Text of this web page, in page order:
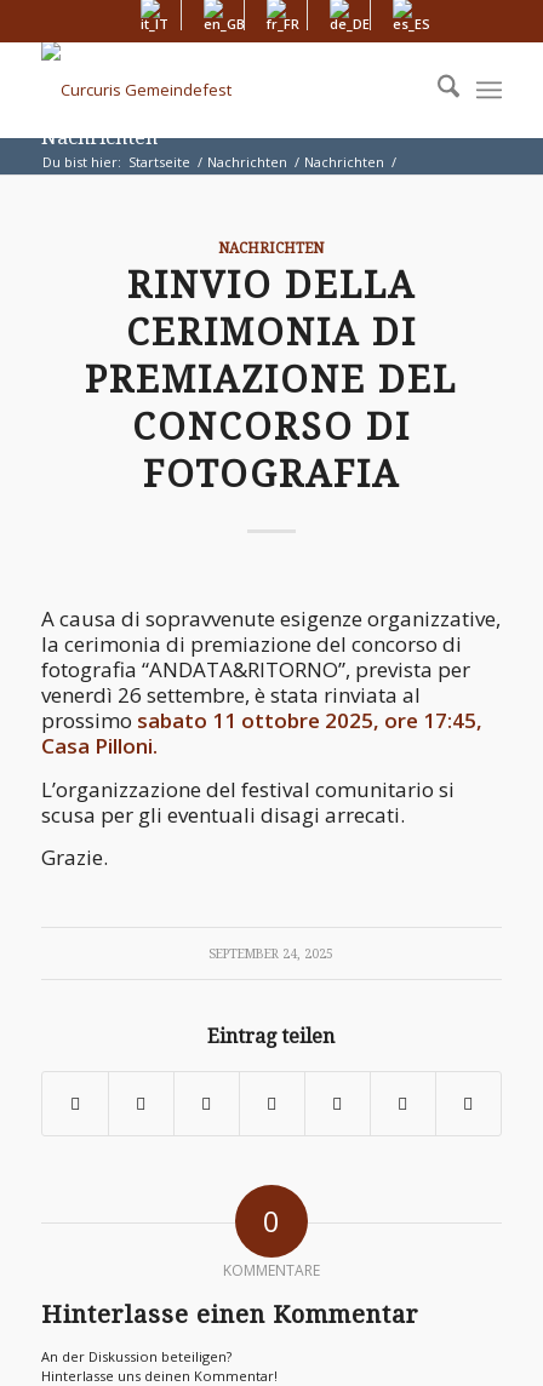
Nachrichten
Du bist hier: Startseite / Nachrichten / Nachrichten /
Rinvio della cerimonia di premiazione del concorso di fotografia
NACHRICHTEN
RINVIO DELLA
CERIMONIA DI
PREMIAZIONE DEL
CONCORSO DI
FOTOGRAFIA
A causa di sopravvenute esigenze organizzative,
la cerimonia di premiazione del concorso di
fotografia “ANDATA&RITORNO”, prevista per
venerdì 26 settembre, è stata rinviata al
prossimo sabato 11 ottobre 2025, ore 17:45,
Casa Pilloni.
L’organizzazione del festival comunitario si
scusa per gli eventuali disagi arrecati.
Grazie.
SEPTEMBER 24, 2025
Eintrag teilen
0
KOMMENTARE
Hinterlasse einen Kommentar
An der Diskussion beteiligen?
Hinterlasse uns deinen Kommentar!